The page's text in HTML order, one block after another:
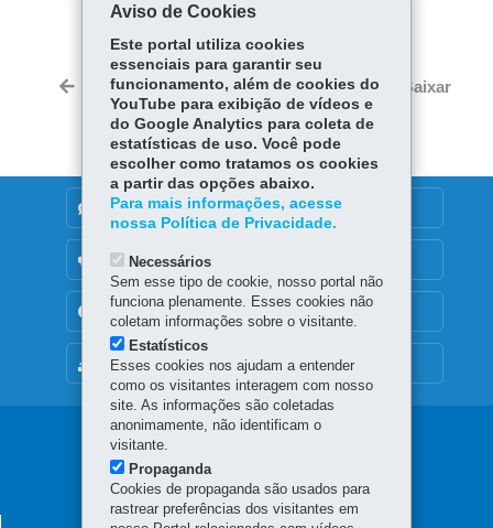
ce
bo
ok
Tw
itt
er
ts
Ap
p
Voltar Início Imprimir Baixar
MAPA DO SITE
DENUNCIE CORRUPÇÃO
OUVIDORIA
TRANSPARÊNCIA INSTITUCIONAL
Navegação
principal
Aviso de Cookies
Este portal utiliza cookies
essenciais para garantir seu
funcionamento, além de cookies do
YouTube para exibição de vídeos e
do Google Analytics para coleta de
estatísticas de uso. Você pode
escolher como tratamos os cookies
a partir das opções abaixo.
Para mais informações, acesse
nossa Política de Privacidade.
Necessários
Sem esse tipo de cookie, nosso portal não
funciona plenamente. Esses cookies não
coletam informações sobre o visitante.
Estatísticos
Esses cookies nos ajudam a entender
como os visitantes interagem com nosso
site. As informações são coletadas
anonimamente, não identificam o
visitante.
Propaganda
Cookies de propaganda são usados para
rastrear preferências dos visitantes em